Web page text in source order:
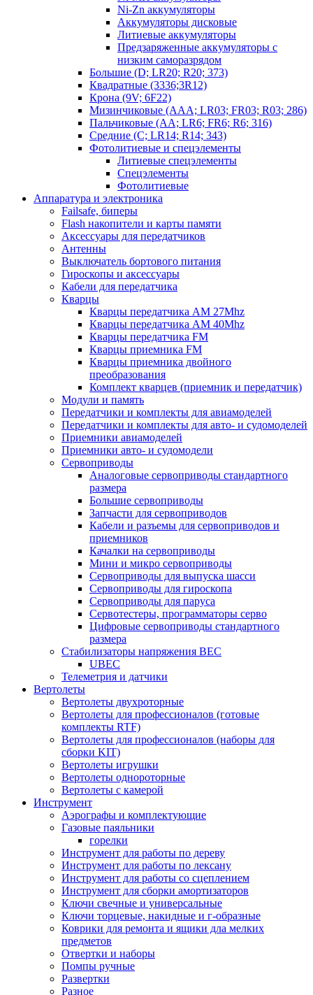
Ni-Zn аккумуляторы
Аккумуляторы дисковые
Литиевые аккумуляторы
Предзаряженные аккумуляторы с
низким саморазрядом
Большие (D; LR20; R20; 373)
Квадратные (3336;3R12)
Крона (9V; 6F22)
Мизинчиковые (AAA; LR03; FR03; R03; 286)
Пальчиковые (AA; LR6; FR6; R6; 316)
Средние (C; LR14; R14; 343)
Фотолитиевые и спецэлементы
Литиевые спецэлементы
Спецэлементы
Фотолитиевые
Аппаратура и электроника
Failsafe, биперы
Flash накопители и карты памяти
Аксессуары для передатчиков
Антенны
Выключатель бортового питания
Гироскопы и аксессуары
Кабели для передатчика
Кварцы
Кварцы передатчика AM 27Mhz
Кварцы передатчика AM 40Mhz
Кварцы передатчика FM
Кварцы приемника FM
Кварцы приемника двойного
преобразования
Комплект кварцев (приемник и передатчик)
Модули и память
Передатчики и комплекты для авиамоделей
Передатчики и комплекты для авто- и судомоделей
Приемники авиамоделей
Приемники авто- и судомодели
Сервоприводы
Аналоговые сервоприводы стандартного
размера
Большие сервоприводы
Запчасти для сервоприводов
Кабели и разъемы для сервоприводов и
приемников
Качалки на сервоприводы
Мини и микро сервоприводы
Сервоприводы для выпуска шасси
Сервоприводы для гироскопа
Сервоприводы для паруса
Сервотестеры, программаторы серво
Цифровые сервоприводы стандартного
размера
Стабилизаторы напряжения BEC
UBEC
Телеметрия и датчики
Вертолеты
Вертолеты двухроторные
Вертолеты для профессионалов (готовые
комплекты RTF)
Вертолеты для профессионалов (наборы для
сборки KIT)
Вертолеты игрушки
Вертолеты однороторные
Вертолеты с камерой
Инструмент
Аэрографы и комплектующие
Газовые паяльники
горелки
Инструмент для работы по дереву
Инструмент для работы по лексану
Инструмент для работы со сцеплением
Инструмент для сборки амортизаторов
Ключи свечные и универсальные
Ключи торцевые, накидные и г-образные
Коврики для ремонта и ящики дла мелких
предметов
Отвертки и наборы
Помпы ручные
Развертки
Разное